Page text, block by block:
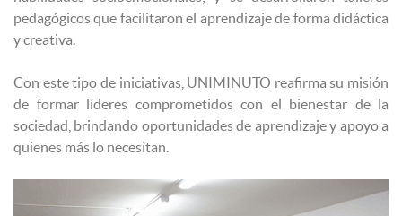
pedagógicos que facilitaron el aprendizaje de forma didáctica
y creativa.
Con este tipo de iniciativas, UNIMINUTO reafirma su misión
de formar líderes comprometidos con el bienestar de la
sociedad, brindando oportunidades de aprendizaje y apoyo a
quienes más lo necesitan.